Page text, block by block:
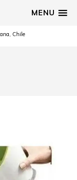
MENU
Chile